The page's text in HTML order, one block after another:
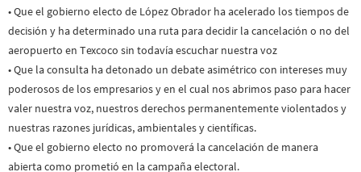
• Que el gobierno electo de López Obrador ha acelerado los tiempos de
decisión y ha determinado una ruta para decidir la cancelación o no del
aeropuerto en Texcoco sin todavía escuchar nuestra voz
• Que la consulta ha detonado un debate asimétrico con intereses muy
poderosos de los empresarios y en el cual nos abrimos paso para hacer
valer nuestra voz, nuestros derechos permanentemente violentados y
nuestras razones jurídicas, ambientales y científicas.
• Que el gobierno electo no promoverá la cancelación de manera
abierta como prometió en la campaña electoral.